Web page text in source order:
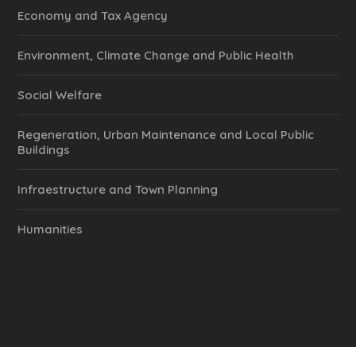
Economy and Tax Agency
Environment, Climate Change and Public Health
Social Welfare
Regeneration, Urban Maintenance and Local Public
Buildings
Infraestructure and Town Planning
Humanities